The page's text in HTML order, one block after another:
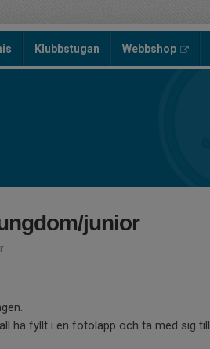
Klubbstugan Webbshop
junior
ha fyllt i en fotolapp och ta med sig till